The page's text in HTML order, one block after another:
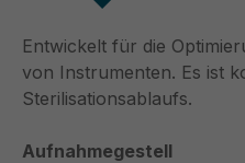
Entwickelt für die
von Instrumenten. Es ist
Sterilisationsablaufs.
Aufnahmegestell